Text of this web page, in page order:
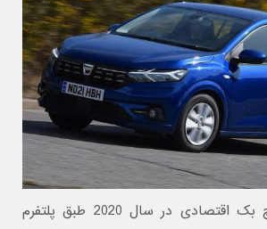
نسل سوم این هاچ بک اقتصادی در سال 2020 طبق پلتفرم